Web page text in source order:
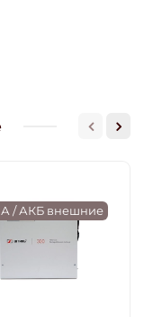
/ АКБ внешние